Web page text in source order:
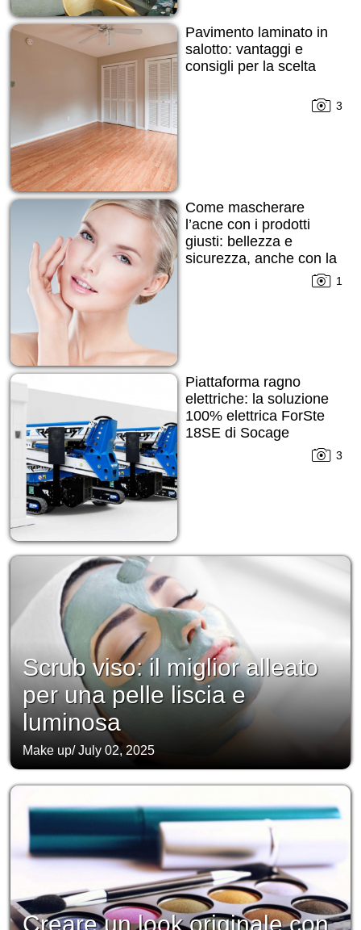
Pavimento laminato in
salotto: vantaggi e
consigli per la scelta
3
Come mascherare
l’acne con i prodotti
giusti: bellezza e
sicurezza, anche con la
1
Piattaforma ragno
elettriche: la soluzione
100% elettrica ForSte
18SE di Socage
3
Scrub viso: il miglior alleato
per una pelle liscia e
luminosa
Make up/July 02, 2025
Creare un look originale con